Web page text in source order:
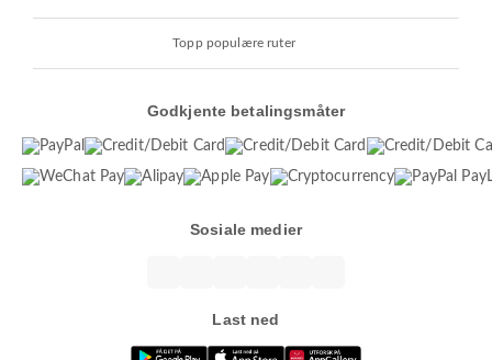
Topp populære ruter
Godkjente betalingsmåter
Sosiale medier
Last ned